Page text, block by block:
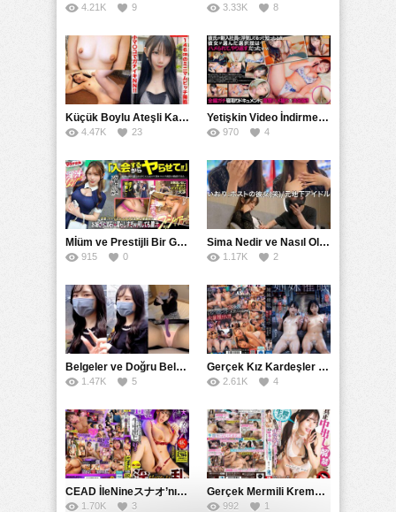
4.21K 9 3.33K 8
Küçük Boylu Ateşli Karakter: Nandinin Hassas Uçuklu Memeleri ve Sahneleri
4.47K 23
Yetişkin Video İndirme Siteleri Grubu: Şefkatli Patron ve Sekreterin Aşk Hikayesi: Prestijli Bir Son
970 4
Mİüm ve Prestijli Bir Gecenin Sırları: Gizemli Bir Kadın ve Mükemmel Bir Macera
915 0
Sima Nedir ve Nasıl Oluşur
1.17K 2
Belgeler ve Doğru Belgelendirmede DOCS’in Önemi
1.47K 5
Gerçek Kız Kardeşler hipnoz ve zihin kontrolü altında liebe阴茎 için yalvaran kızlar: Mısakı Nemıne Mına Hınano
2.61K 4
CEAD İleNineスナオ’nın Çılgın ve Seksüel Dünyası: Büyük Kalçalar ve Çılgın İlişkiler
1.70K 3
Gerçek Mermili Kremalı Pasta Büyük Dağıtımı, Ben Herkesin Özel Placesine Hizmet Eden En Üst Düzey Erotik Ürünler Günün Fırsatı
992 1